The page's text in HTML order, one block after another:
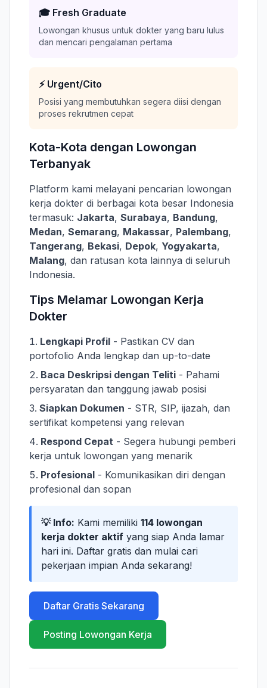
🎓 Fresh Graduate
Lowongan khusus untuk dokter yang baru lulus
dan mencari pengalaman pertama
⚡ Urgent/Cito
Posisi yang membutuhkan segera diisi dengan
proses rekrutmen cepat
Kota-Kota dengan Lowongan
Terbanyak
Platform kami melayani pencarian lowongan
kerja dokter di berbagai kota besar Indonesia
termasuk: Jakarta, Surabaya, Bandung,
Medan, Semarang, Makassar, Palembang,
Tangerang, Bekasi, Depok, Yogyakarta,
Malang, dan ratusan kota lainnya di seluruh
Indonesia.
Tips Melamar Lowongan Kerja
Dokter
Lengkapi Profil - Pastikan CV dan
portofolio Anda lengkap dan up-to-date
Baca Deskripsi dengan Teliti - Pahami
persyaratan dan tanggung jawab posisi
Siapkan Dokumen - STR, SIP, ijazah, dan
sertifikat kompetensi yang relevan
Respond Cepat - Segera hubungi pemberi
kerja untuk lowongan yang menarik
Profesional - Komunikasikan diri dengan
profesional dan sopan
💡 Info: Kami memiliki 114 lowongan
kerja dokter aktif yang siap Anda lamar
hari ini. Daftar gratis dan mulai cari
pekerjaan impian Anda sekarang!
Daftar Gratis Sekarang
Posting Lowongan Kerja